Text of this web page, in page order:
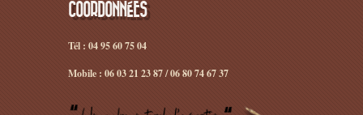
COORDONNÉES
Tél : 04 95 60 75 04
Mobile : 06 03 21 23 87 / 06 80 74 67 37